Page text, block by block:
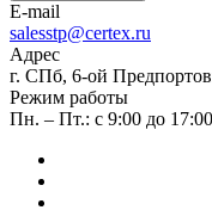
E-mail
salesstp@certex.ru
Адрес
г. СПб, 6-ой
Режим работы
Пн. – Пт.: с 9:00 до 17:00